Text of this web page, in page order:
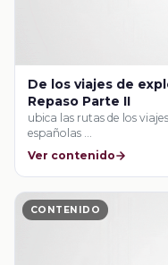
De los viajes de
Repaso Parte II
ubica las rutas de los
españolas …
Ver contenido
CONTENIDO